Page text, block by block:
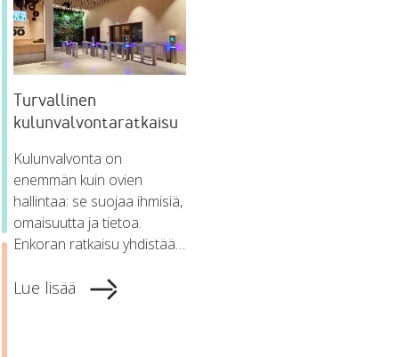
Turvallinen
kulunvalvontaratkaisu
Kulunvalvonta on
enemmän kuin ovien
hallintaa: se suojaa ihmisiä,
omaisuutta ja tietoa.
Enkoran ratkaisu yhdistää…
Lue lisää